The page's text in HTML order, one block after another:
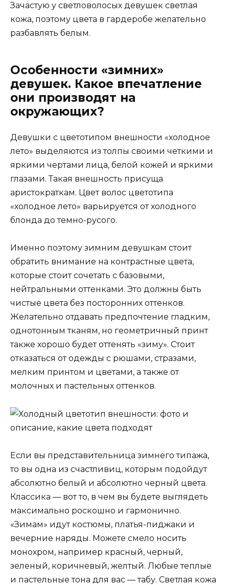
Зачастую у светловолосых девушек светлая
кожа, поэтому цвета в гардеробе желательно
разбавлять белым.
Особенности «зимних»
девушек. Какое впечатление
они производят на
окружающих?
Девушки с цветотипом внешности «холодное
лето» выделяются из толпы своими четкими и
яркими чертами лица, белой кожей и яркими
глазами. Такая внешность присуща
аристократкам. Цвет волос цветотипа
«холодное лето» варьируется от холодного
блонда до темно-русого.
Именно поэтому зимним девушкам стоит
обратить внимание на контрастные цвета,
которые стоит сочетать с базовыми,
нейтральными оттенками. Это должны быть
чистые цвета без посторонних оттенков.
Желательно отдавать предпочтение гладким,
однотонным тканям, но геометричный принт
также хорошо будет оттенять «зиму». Стоит
отказаться от одежды с рюшами, стразами,
мелким принтом и цветами, а также от
молочных и пастельных оттенков.
Если вы представительница зимнего типажа,
то вы одна из счастливиц, которым подойдут
абсолютно белый и абсолютно черный цвета.
Классика — вот то, в чем вы будете выглядеть
максимально роскошно и гармонично.
«Зимам» идут костюмы, платья-пиджаки и
вечерние наряды. Можете смело носить
монохром, например красный, черный,
зеленый, коричневый, желтый. Любые теплые
и пастельные тона для вас — табу. Светлая кожа